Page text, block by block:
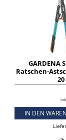
GARDENA
Ratschen-
20
IN DEN